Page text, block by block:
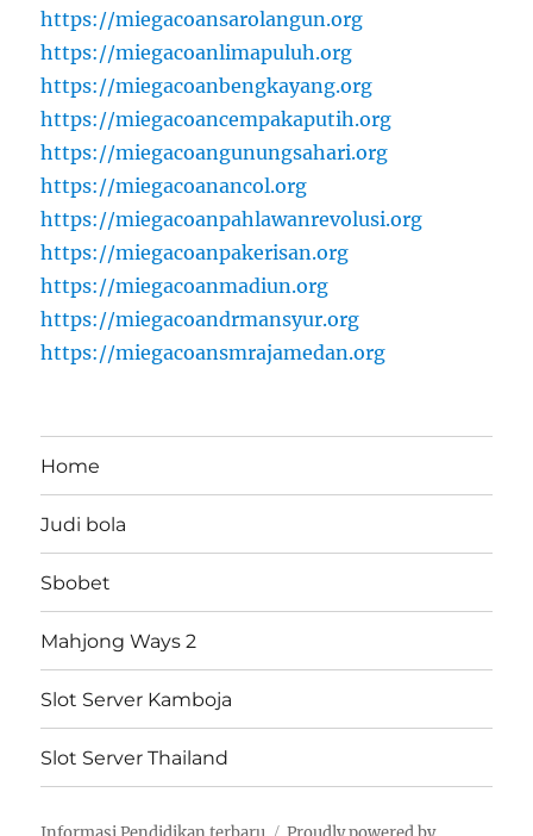
https://miegacoansarolangun.org
https://miegacoanlimapuluh.org
https://miegacoanbengkayang.org
https://miegacoancempakaputih.org
https://miegacoangunungsahari.org
https://miegacoanancol.org
https://miegacoanpahlawanrevolusi.org
https://miegacoanpakerisan.org
https://miegacoanmadiun.org
https://miegacoandrmansyur.org
https://miegacoansmrajamedan.org
Home
Judi bola
Sbobet
Mahjong Ways 2
Slot Server Kamboja
Slot Server Thailand